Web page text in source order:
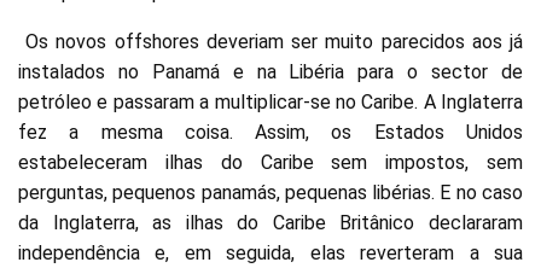
Os novos offshores deveriam ser muito parecidos aos já
instalados no Panamá e na Libéria para o sector de
petróleo e passaram a multiplicar-se no Caribe. A Inglaterra
fez a mesma coisa. Assim, os Estados Unidos
estabeleceram ilhas do Caribe sem impostos, sem
perguntas, pequenos panamás, pequenas libérias. E no caso
da Inglaterra, as ilhas do Caribe Britânico declararam
independência e, em seguida, elas reverteram a sua